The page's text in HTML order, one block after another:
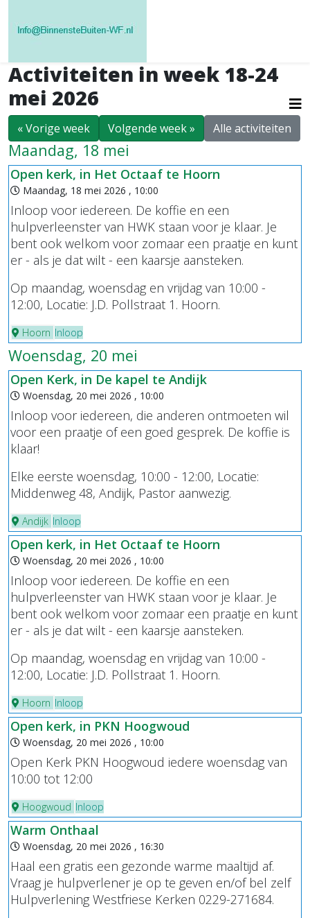
Activiteiten in week 18-24
mei 2026
« Vorige week Volgende week » Alle activiteiten
Maandag, 18 mei
Open kerk, in Het Octaaf te Hoorn
Maandag, 18 mei 2026 , 10:00
Inloop voor iedereen. De koffie en een
hulpverleenster van HWK staan voor je klaar. Je
bent ook welkom voor zomaar een praatje en kunt
er - als je dat wilt - een kaarsje aansteken.
Op maandag, woensdag en vrijdag van 10:00 -
12:00, Locatie: J.D. Pollstraat 1. Hoorn.
Hoorn Inloop
Woensdag, 20 mei
Open Kerk, in De kapel te Andijk
Woensdag, 20 mei 2026 , 10:00
Inloop voor iedereen, die anderen ontmoeten wil
voor een praatje of een goed gesprek. De koffie is
klaar!
Elke eerste woensdag, 10:00 - 12:00, Locatie:
Middenweg 48, Andijk, Pastor aanwezig.
Andijk Inloop
Open kerk, in Het Octaaf te Hoorn
Woensdag, 20 mei 2026 , 10:00
Inloop voor iedereen. De koffie en een
hulpverleenster van HWK staan voor je klaar. Je
bent ook welkom voor zomaar een praatje en kunt
er - als je dat wilt - een kaarsje aansteken.
Op maandag, woensdag en vrijdag van 10:00 -
12:00, Locatie: J.D. Pollstraat 1. Hoorn.
Hoorn Inloop
Open kerk, in PKN Hoogwoud
Woensdag, 20 mei 2026 , 10:00
Open Kerk PKN Hoogwoud iedere woensdag van
10:00 tot 12:00
Hoogwoud Inloop
Warm Onthaal
Woensdag, 20 mei 2026 , 16:30
Haal een gratis een gezonde warme maaltijd af.
Vraag je hulpverlener je op te geven en/of bel zelf
Hulpverlening Westfriese Kerken 0229-271684.